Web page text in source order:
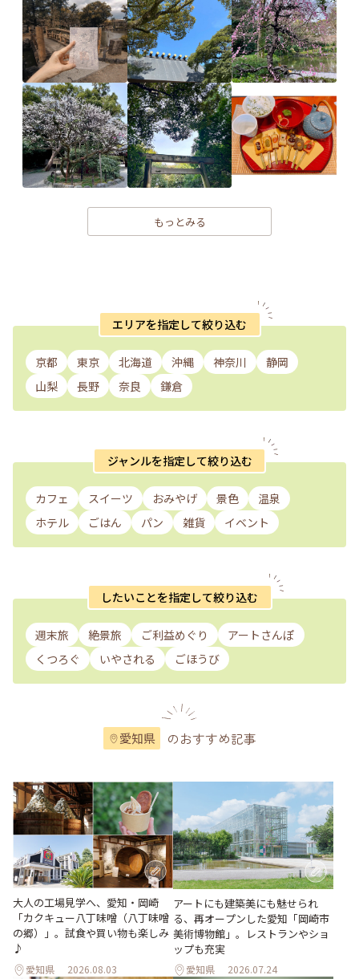
もっとみる
エリアを指定して絞り込む
京都 東京 北海道 沖縄 神奈川
静岡
山梨
長野 奈良 鎌倉
ジャンルを指定して絞り込む
カフェ スイーツ おみやげ 景色
温泉
ホテル
ごはん パン 雑貨 イベント
したいことを指定して絞り込む
週末旅 絶景旅 ご利益めぐり
アートさんぽ
くつろぐ
いやされる ごほうび
愛知県 のおすすめ記事
大人の工場見学へ、愛知・岡崎
「カクキュー八丁味噌（八丁味噌
の郷）」。試食や買い物も楽しみ
♪
愛知県 2026.08.03
アートにも建築美にも魅せられ
る、再オープンした愛知「岡崎市
美術博物館」。レストランやショ
ップも充実
愛知県 2026.07.24